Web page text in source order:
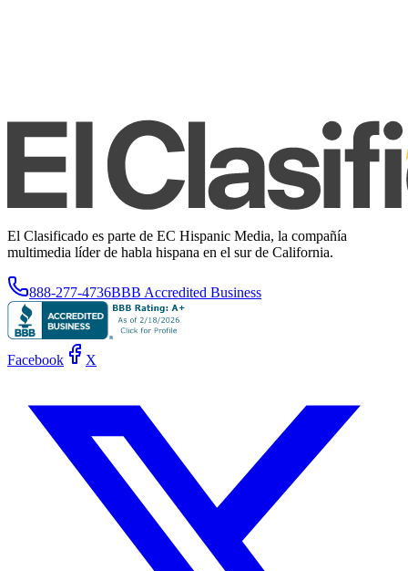
El Clasificado es parte de EC Hispanic Media, la compañía
multimedia líder de habla hispana en el sur de California.
888-277-4736BBB Accredited Business
Facebook X